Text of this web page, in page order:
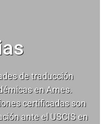
detraducción
en Ames.
certificadas son
ante el USCIS en